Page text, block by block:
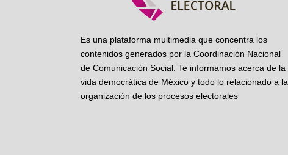
Es una plataforma multimedia que concentra los
contenidos generados por la Coordinación Nacional
de Comunicación Social. Te informamos acerca de la
vida democrática de México y todo lo relacionado a la
organización de los procesos electorales